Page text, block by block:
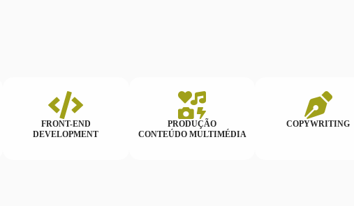
FRONT-END
DEVELOPMENT
PRODUÇÃO
CONTEÚDO MULTIMÉDIA
COPYWRITING